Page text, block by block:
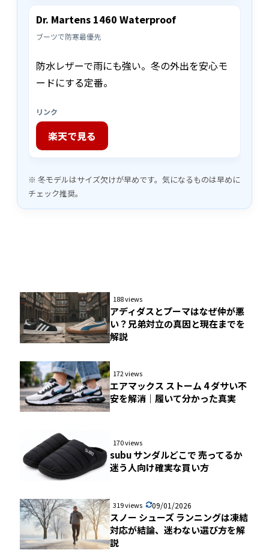
Dr. Martens 1460 Waterproof
ブーツで防寒最優先
防水レザーで雨にも強い。冬の外出を安心モ
ードにする定番。
リンク
楽天で見る
※ 冬モデルはサイズ欠けが早めです。気になるものは早めに
チェック推奨。
188 views
アディダスとプーマはなぜ仲が悪
い？兄弟対立の真因と現在までを
解説
172 views
エアマックス ストーム 4 ダサい不
安を解消｜履いて分かった真実
170 views
subu サンダルどこで 売ってるか
迷う人向け確実な買い方
319 views 09/01/2026
スノー シューズ ランニングは凍結
対応が結論、迷わない選び方を解
説